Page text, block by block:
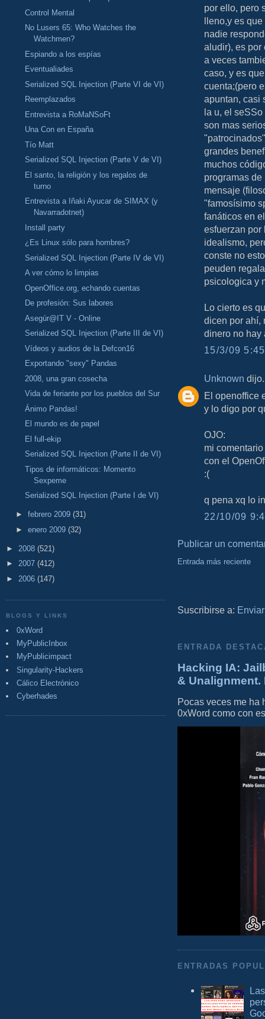
Control Mental
No Lusers 65: Who Watches the
Watchmen?
Espiando a los espías
Eventualiades
Serialized SQL Injection (Parte VI de VI)
Reemplazados
Entrevista a RoMaNSoFt
Una Con en España
Tío Matt
Serialized SQL Injection (Parte V de VI)
El santo, la religión y los regalos de
turno
Entrevista a Iñaki Ayucar de SIMAX (y
Navarradotnet)
Install party
¿Es Linux sólo para hombres?
Serialized SQL Injection (Parte IV de VI)
A ver cómo lo limpias
OpenOffice.org, echando cuentas
De profesión: Sus labores
Asegúr@IT V - Online
Serialized SQL Injection (Parte III de VI)
Vídeos y audios de la Defcon16
Exportando "sexy" Pandas
2008, una gran cosecha
Vida de feriante por los pueblos del Sur
Ánimo Pandas!
El mundo es de papel
El full-ekip
Serialized SQL Injection (Parte II de VI)
Tipos de informáticos: Momento
Sexpeme
Serialized SQL Injection (Parte I de VI)
► febrero 2009 (31)
► enero 2009 (32)
► 2008 (521)
► 2007 (412)
► 2006 (147)
BLOGS Y LINKS
0xWord
MyPublicInbox
MyPublicimpact
Singularity-Hackers
Cálico Electrónico
Cyberhades
por ello, pero
lleno,y es
nadie
aludir), es por
a veces
caso, y es
cuenta;(pero
apuntan, casi
la u, el
son mas
grandes
muchos
programas
mensaje
"famosísimo
fanáticos en
esfuerzan por
idealismo,
conste no
peuden
psicologica y
Lo cierto es
dicen por ahí,
dinero no hay
15/3/09
Unknown
El openoffice
y lo digo por
OJO:
mi
con el
:(
q pena xq lo
22/10/09
Publicar un
Entrada más reciente
Suscribirse a:
ENTRADA
Hacking IA:
&
Pocas veces me ha
0xWord como con
ENTRADAS